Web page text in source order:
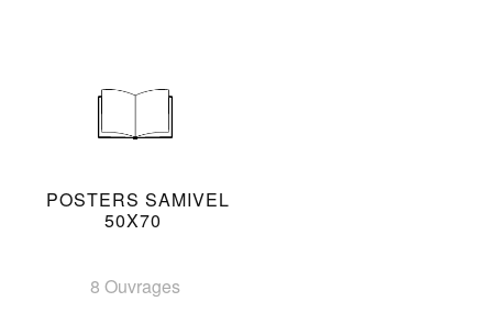
POSTERS SAMIVEL
50X70
8 Ouvrages